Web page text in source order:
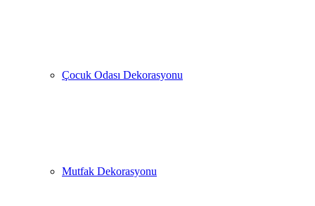
Çocuk Odası Dekorasyonu
Mutfak Dekorasyonu